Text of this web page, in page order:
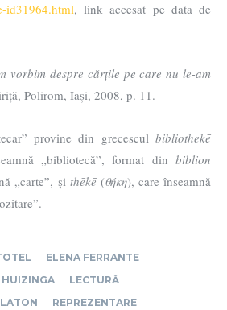
id31964.html, link accesat pe data de
vorbim despre cărțile pe care nu le-am
Polirom, Iași, 2008, p. 11.
provine din grecescul bibliothekē
„bibliotecă”, format din biblion
„carte”, și thēkē(θήκη), care înseamnă
ELENA FERRANTE
LECTURĂ
REPREZENTARE